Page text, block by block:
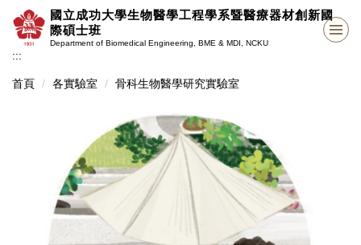
到
要
內
國立成功大學生物醫學工程學系暨醫療器材創新國
際碩士班
Department of Biomedical Engineering, BME & MDI, NCKU
:::
首頁 各實驗室 骨科生物醫學研究實驗室